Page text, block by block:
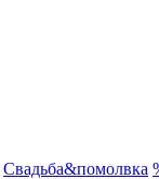
Свадьба&помолвка